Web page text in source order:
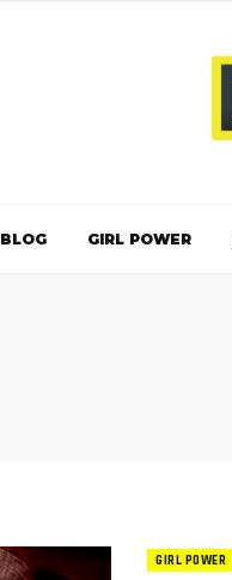
BLOG GIRL POWER
GIRL POWER